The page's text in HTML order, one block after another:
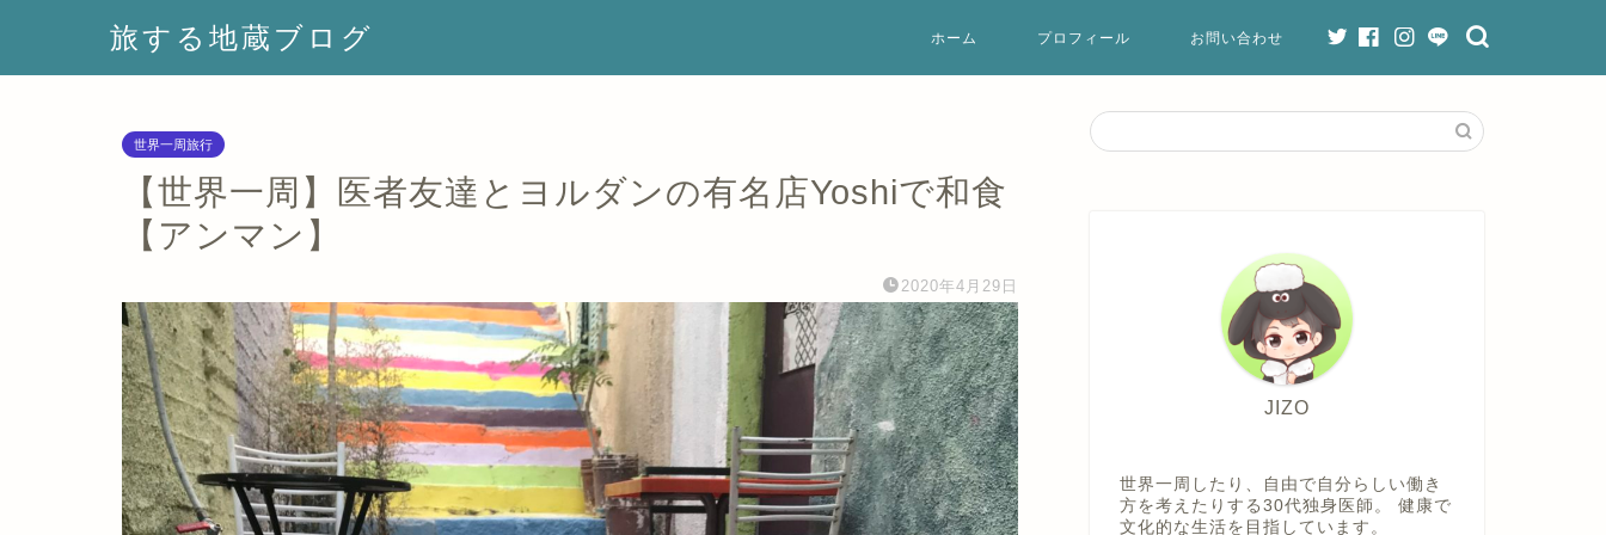
旅する地蔵ブログ ホーム プロフィール お問い合わせ
世界一周旅行
【世界一周】医者友達とヨルダンの有名店Yoshiで和食
【アンマン】
2020年4月29日
JIZO
世界一周したり、自由で自分らしい働き
方を考えたりする30代独身医師。 健康で
文化的な生活を目指しています。